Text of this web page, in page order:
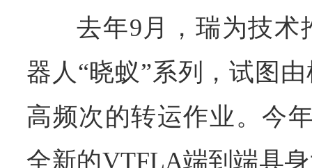
去年9月，瑞为技术
器人“晓蚁”系列，试图
高频次的转运作业。今
全新的VTFLA端到端具